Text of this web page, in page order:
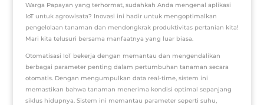
Warga Papayan yang terhormat, sudahkah Anda mengenal aplikasi
IoT untuk agrowisata? Inovasi ini hadir untuk mengoptimalkan
pengelolaan tanaman dan mendongkrak produktivitas pertanian kita!
Mari kita telusuri bersama manfaatnya yang luar biasa.
Otomatisasi IoT bekerja dengan memantau dan mengendalikan
berbagai parameter penting dalam pertumbuhan tanaman secara
otomatis. Dengan mengumpulkan data real-time, sistem ini
memastikan bahwa tanaman menerima kondisi optimal sepanjang
siklus hidupnya. Sistem ini memantau parameter seperti suhu,